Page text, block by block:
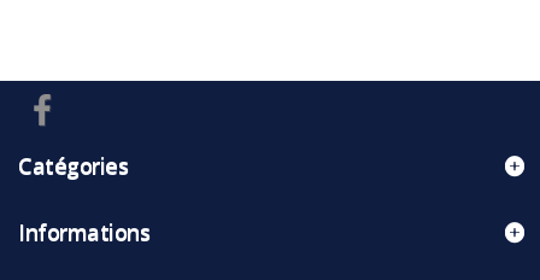
Catégories
Informations